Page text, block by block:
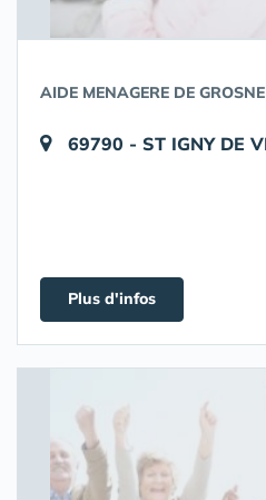
AIDE MENAGERE DE
69790 - ST IGNY DE
Plus d'infos